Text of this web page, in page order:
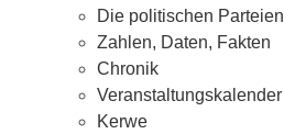
Die politischen Parteien
Zahlen, Daten, Fakten
Chronik
Veranstaltungskalender
Kerwe